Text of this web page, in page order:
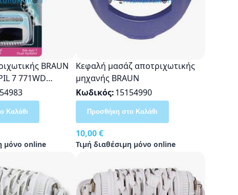
BRAUN
7 771WD
μόνο online
Καλάθι
Κεφαλή μασάζ αποτριχωτικής
μηχανής BRAUN
Κωδικός 15154990
10,00 €
Τιμή διαθέσιμη μόνο online
Προσθήκη στο Καλάθι